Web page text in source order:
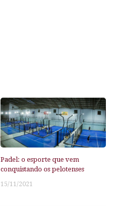
Padel: o esporte que vem
conquistando os pelotenses
15/11/2021